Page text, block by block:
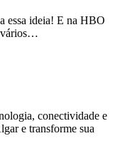
essa ideia! E na HBO
vários…
conectividade e
e transforme sua